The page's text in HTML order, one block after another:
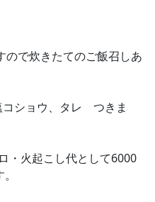
ので炊きたてのご飯召しあ
ショウ、タレ つきま
・火起こし代として6000